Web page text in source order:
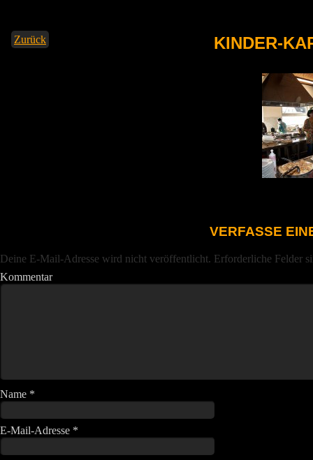
Zurück KINDER-
VERFASSE
Deine E-Mail-Adresse wird nicht veröffentlicht. Erforderliche Felder
Kommentar
Name *
E-Mail-Adresse *